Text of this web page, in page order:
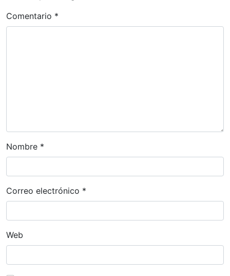
n
d
d
a
Comentario *
Nombre *
Correo electrónico *
Web